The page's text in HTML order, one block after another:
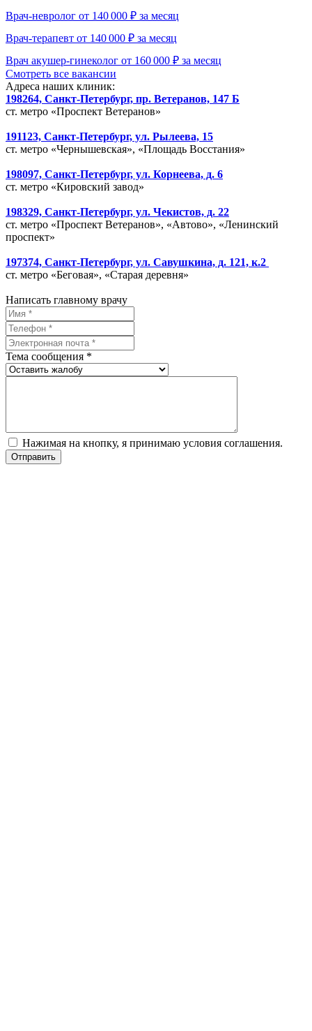
Врач-невролог от 140 000 ₽ за месяц
Врач-терапевт от 140 000 ₽ за месяц
Врач акушер-гинеколог от 160 000 ₽ за месяц
Смотреть все вакансии
Адреса наших клиник:
198264, Санкт-Петербург, пр. Ветеранов, 147 Б
ст. метро «Проспект Ветеранов»
191123, Санкт-Петербург, ул. Рылеева, 15
ст. метро «Чернышевская», «Площадь Восстания»
198097, Санкт-Петербург, ул. Корнеева, д. 6
ст. метро «Кировский завод»
198329, Санкт-Петербург, ул. Чекистов, д. 22
ст. метро «Проспект Ветеранов», «Автово», «Ленинский
проспект»
197374, Санкт-Петербург, ул. Савушкина, д. 121, к.2
ст. метро «Беговая», «Старая деревня»
Написать главному врачу
Тема сообщения *
Нажимая на кнопку, я принимаю условия соглашения.